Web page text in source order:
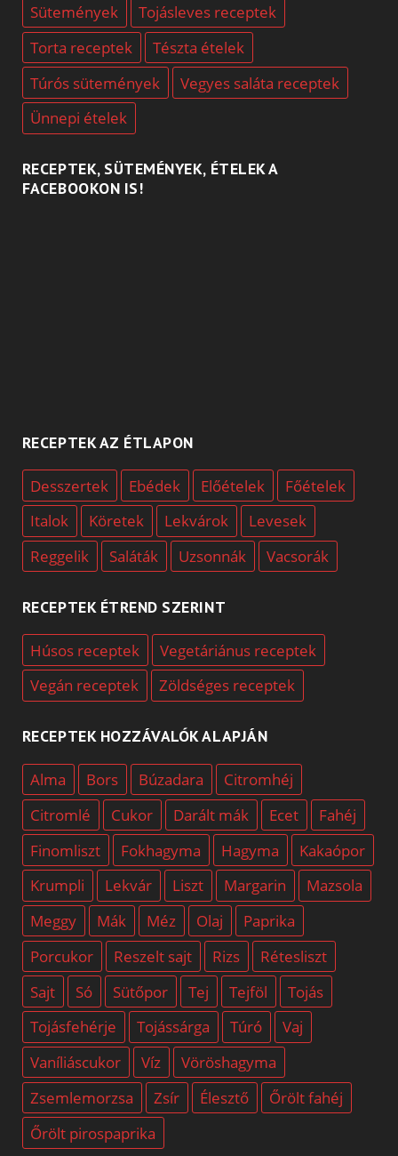
Sütemények
Tojásleves receptek
Torta receptek
Tészta ételek
Túrós sütemények
Vegyes saláta receptek
Ünnepi ételek
RECEPTEK, SÜTEMÉNYEK, ÉTELEK A
FACEBOOKON IS!
RECEPTEK AZ ÉTLAPON
Desszertek Ebédek Előételek
Főételek
Italok
Köretek Lekvárok
Levesek
Reggelik
Saláták Uzsonnák Vacsorák
RECEPTEK ÉTREND SZERINT
Húsos receptek
Vegetáriánus receptek
Vegán receptek
Zöldséges receptek
RECEPTEK HOZZÁVALÓK ALAPJÁN
Alma Bors Búzadara
Citromhéj
Citromlé
Cukor Darált mák Ecet
Fahéj
Finomliszt
Fokhagyma Hagyma
Kakaópor
Krumpli
Lekvár Liszt Margarin
Mazsola
Meggy
Mák Méz Olaj
Paprika
Porcukor
Reszelt sajt Rizs
Rétesliszt
Sajt
Só Sütőpor Tej Tejföl
Tojás
Tojásfehérje
Tojássárga Túró
Vaj
Vaníliáscukor
Víz
Vöröshagyma
Zsemlemorzsa
Zsír Élesztő
Őrölt fahéj
Őrölt pirospaprika